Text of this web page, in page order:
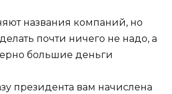
названия компаний, но
почти ничего не надо, а
большие деньги
президента вам начислена